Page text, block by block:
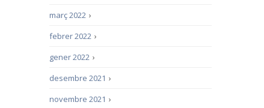
›
març 2022
›
febrer 2022
›
gener 2022
›
desembre 2021
›
novembre 2021